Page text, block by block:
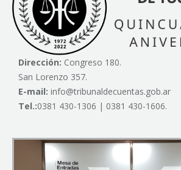
Dirección: Congreso 180.
San Lorenzo 357.
E-mail: info@tribunaldecuentas.gob.ar
Tel.:0381 430-1306 | 0381 430-1606.